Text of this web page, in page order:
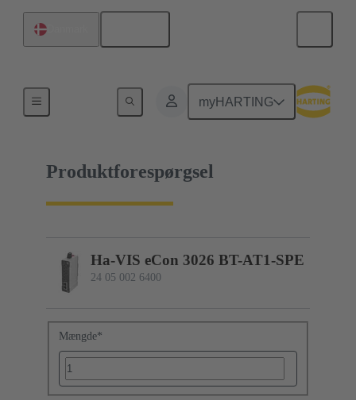
myHARTING
24 05 002 6400
Produktforespørgsel
Ha-VIS eCon 3026 BT-AT1-SPE
24 05 002 6400
Mængde*